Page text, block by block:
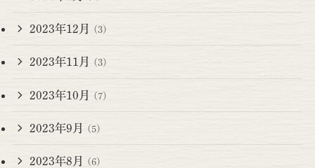
2023年12月 (3)
2023年11月 (3)
2023年10月 (7)
2023年9月 (5)
2023年8月 (6)